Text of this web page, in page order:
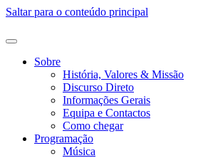
Saltar para o conteúdo principal
Sobre
História, Valores & Missão
Discurso Direto
Informações Gerais
Equipa e Contactos
Como chegar
Programação
Música